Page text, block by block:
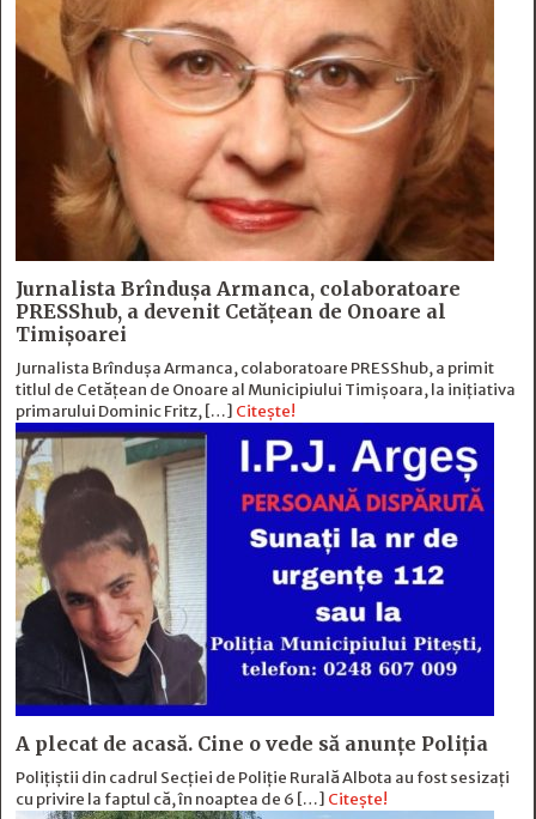
Jurnalista Brîndușa Armanca, colaboratoare
PRESShub, a devenit Cetățean de Onoare al
Timișoarei
Jurnalista Brîndușa Armanca, colaboratoare PRESShub, a primit
titlul de Cetățean de Onoare al Municipiului Timișoara, la inițiativa
primarului Dominic Fritz, […] Citește!
A plecat de acasă. Cine o vede să anunțe Poliția
Polițiștii din cadrul Secției de Poliție Rurală Albota au fost sesizați
cu privire la faptul că, în noaptea de 6 […] Citește!